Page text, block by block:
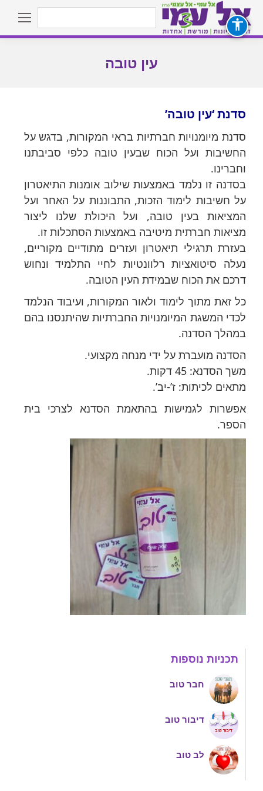
You are here:עין טובה
סדנת ‘עין טובה’
סדנת מיומנויות חברתיות בראי המקורות, בדגש על
החשיבות ועל הכוח שבעין טובה כלפי סביבתנו
וחברינו.
בסדנה זו נלמד באמצעות שילוב אומנות התיאטרון
על חשיבות לימוד הזכות, התבוננות על האחר ועל
המציאות בעין טובה, ועל היכולת שלנו ליצור
מציאות חברתית מיטיבה באמצעות הסתכלות זו.
בעזרת תרגילי תיאטרון ועזרים מתודיים מקוריים,
נעלה סיטואציות רלוונטיות לחיי התלמיד ונחוש
דרכם את הכוח שבמידת העין הטובה.
כל זאת מתוך לימוד ולאור המקורות, ועיבוד הנלמד
לכדי המשגת המיומנויות החברתיות שהיתנסנו בהם
במהלך הסדנה.
הסדנה מועברת על ידי מנחה מקצועי.
משך הסדנא: 45 דקות.
מתאים לכיתות: ז’-יב’.
אפשרות לגמישות בהתאמת הסדנא לצרכי בית
הספר.
תכניות נוספות
חבר טוב
דיבור טוב
לב טוב